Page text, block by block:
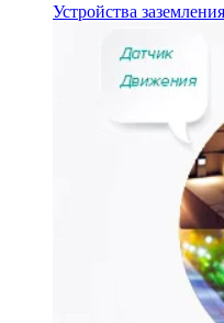
Устройства